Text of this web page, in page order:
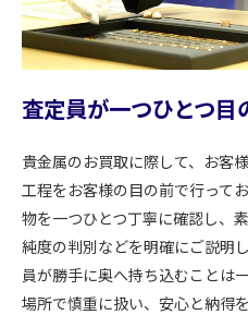
査定員が一つひとつ目
貴金属のお買取に際して、お客
工程をお客様の目の前で行って
物を一つひとつ丁寧に確認し、
純度の判別などを明確にご説明
員が勝手に奥へ持ち込むことは
場所で慎重に扱い、安心と納得